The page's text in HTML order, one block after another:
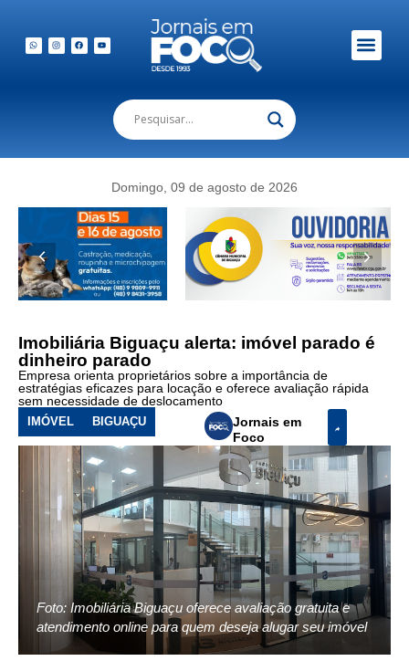
Domingo, 09 de agosto de 2026
Imobiliária Biguaçu alerta: imóvel parado é
dinheiro parado
Empresa orienta proprietários sobre a importância de
estratégias eficazes para locação e oferece avaliação rápida
sem necessidade de deslocamento
IMÓVEL BIGUAÇU
Jornais em
Foco
Foto: Imobiliária Biguaçu oferece avaliação gratuita e
atendimento online para quem deseja alugar seu imóvel